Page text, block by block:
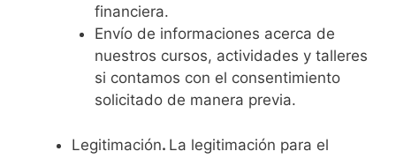
financiera.
Envío de informaciones acerca de
nuestros cursos, actividades y talleres
si contamos con el consentimiento
solicitado de manera previa.
Legitimación. La legitimación para el